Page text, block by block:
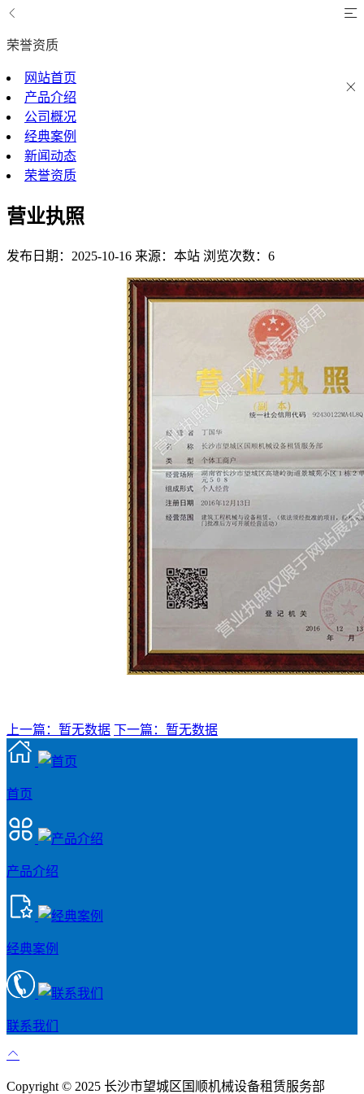
荣誉资质
网站首页
产品介绍
公司概况
经典案例
新闻动态
荣誉资质
营业执照
发布日期：2025-10-16 来源：本站 浏览次数：6
上一篇：暂无数据 下一篇：暂无数据
首页
产品介绍
经典案例
联系我们
Copyright © 2025 长沙市望城区国顺机械设备租赁服务部